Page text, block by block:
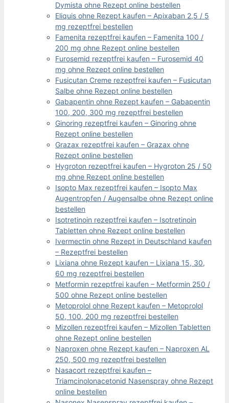
Dymista ohne Rezept online bestellen
Eliquis ohne Rezept kaufen – Apixaban 2,5 / 5
mg rezeptfrei bestellen
Famenita rezeptfrei kaufen – Famenita 100 /
200 mg ohne Rezept online bestellen
Furosemid rezeptfrei kaufen – Furosemid 40
mg ohne Rezept online bestellen
Fusicutan Creme rezeptfrei kaufen – Fusicutan
Salbe ohne Rezept online bestellen
Gabapentin ohne Rezept kaufen – Gabapentin
100, 200, 300 mg rezeptfrei bestellen
Ginoring rezeptfrei kaufen – Ginoring ohne
Rezept online bestellen
Grazax rezeptfrei kaufen – Grazax ohne
Rezept online bestellen
Hygroton rezeptfrei kaufen – Hygroton 25 / 50
mg ohne Rezept online bestellen
Isopto Max rezeptfrei kaufen – Isopto Max
Augentropfen / Augensalbe ohne Rezept online
bestellen
Isotretinoin rezeptfrei kaufen – Isotretinoin
Tabletten ohne Rezept online bestellen
Ivermectin ohne Rezept in Deutschland kaufen
– Rezeptfrei bestellen
Lixiana ohne Rezept kaufen – Lixiana 15, 30,
60 mg rezeptfrei bestellen
Metformin rezeptfrei kaufen – Metformin 250 /
500 ohne Rezept online bestellen
Metoprolol ohne Rezept kaufen – Metoprolol
50, 100, 200 mg rezeptfrei bestellen
Mizollen rezeptfrei kaufen – Mizollen Tabletten
ohne Rezept online bestellen
Naproxen ohne Rezept kaufen – Naproxen AL
250, 500 mg rezeptfrei bestellen
Nasacort rezeptfrei kaufen –
Triamcinolonacetonid Nasenspray ohne Rezept
online bestellen